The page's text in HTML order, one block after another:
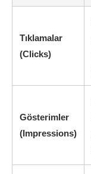
Tıklamalar
(Clicks)
Gösterimler
(Impressions)